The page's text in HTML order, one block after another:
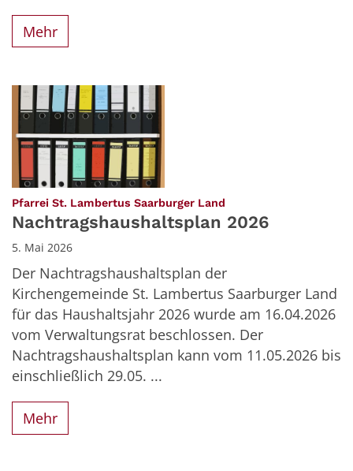
Mehr
Pfarrei St. Lambertus Saarburger Land
Nachtragshaushaltsplan 2026
5. Mai 2026
Der Nachtragshaushaltsplan der
Kirchengemeinde St. Lambertus Saarburger Land
für das Haushaltsjahr 2026 wurde am 16.04.2026
vom Verwaltungsrat beschlossen. Der
Nachtragshaushaltsplan kann vom 11.05.2026 bis
einschließlich 29.05. ...
Mehr